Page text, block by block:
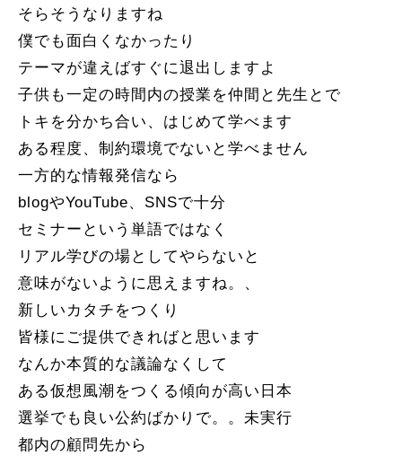
そらそうなりますね
僕でも面白くなかったり
テーマが違えばすぐに退出しますよ
子供も一定の時間内の授業を仲間と先生とで
トキを分かち合い、はじめて学べます
ある程度、制約環境でないと学べません
一方的な情報発信なら
blogやYouTube、SNSで十分
セミナーという単語ではなく
リアル学びの場としてやらないと
意味がないように思えますね。、
新しいカタチをつくり
皆様にご提供できればと思います
なんか本質的な議論なくして
ある仮想風潮をつくる傾向が高い日本
選挙でも良い公約ばかりで。。未実行
都内の顧問先から